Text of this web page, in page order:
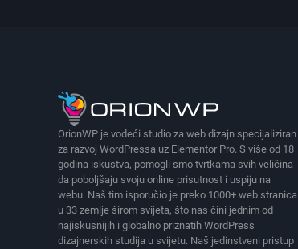
OrionWP je vodeći studio za web dizajn specijaliziran
za razvoj WordPressa uz Elementor Pro. S više od 18
godina iskustva, pomogli smo tvrtkama svih veličina
da poboljšaju svoju online prisutnost i uspiju na
webu. Naš tim isporučio je preko 1000+ web stranica
u 33 zemlje širom svijeta, što nas čini jednim od
najiskusnijih i globalno priznatih WordPress
dizajnerskih studija u svijetu. Naš jedinstveni pristup